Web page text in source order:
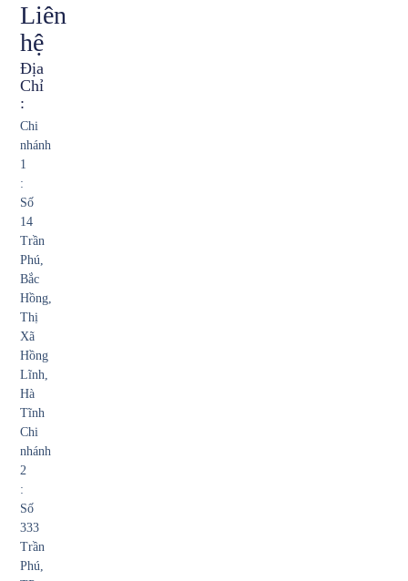
Liên
hệ
Địa
Chỉ
:
Chi
nhánh
1
:
Số
14
Trần
Phú,
Bắc
Hồng,
Thị
Xã
Hồng
Lĩnh,
Hà
Tĩnh
Chi
nhánh
2
:
Số
333
Trần
Phú,